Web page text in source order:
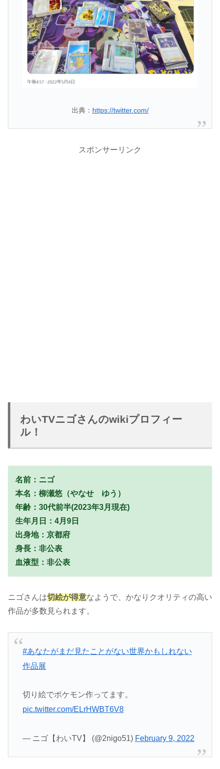
出典： https://twitter.com/
スポンサーリンク
わいTVニゴさんのwikiプロフィー
ル！
名前：ニゴ
本名：柳瀬悠（やなせ ゆう）
年齢：30代前半(2023年3月現在)
生年月日：4月9日
出身地：京都府
身長：非公表
血液型：非公表
ニゴさんは切絵が得意なようで、かなりクオリティの高い
作品が多数見られます。
#あなたがまだ見たことがない世界かもしれない
作品展
切り絵でポケモン作ってます。
pic.twitter.com/ELrHWBT6V8
— ニゴ【わいTV】 (@2nigo51) February 9, 2022